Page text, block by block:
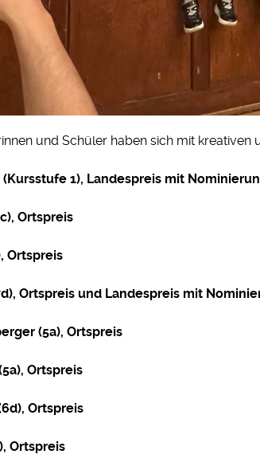
und Schüler haben sich mit
1), Landespreis mit
Ortspreis
Ortspreis
Ortspreis und Landespreis mit
(5a), Ortspreis
Ortspreis
Ortspreis
Ortspreis